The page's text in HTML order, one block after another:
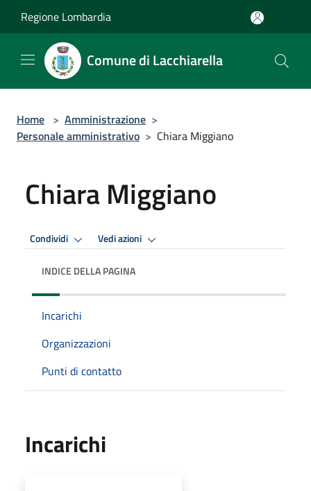
Regione Lombardia
Comune di Lacchiarella
Home > Amministrazione >
Personale amministrativo > Chiara Miggiano
Chiara Miggiano
Condividi Vedi azioni
INDICE DELLA PAGINA
Incarichi
Organizzazioni
Punti di contatto
Incarichi